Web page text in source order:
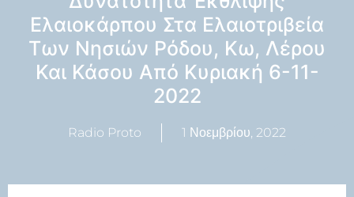
Ελαιοκάρπου Στα Ελαιοτριβεία
Των Νησιών Ρόδου, Κω, Λέρου
Και Κάσου Από Κυριακή 6-11-
2022
Radio Proto 1 Νοεμβρίου, 2022